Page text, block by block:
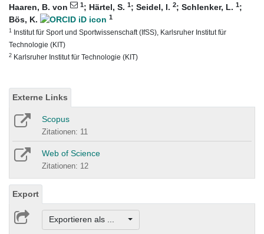
Haaren, B. von 1; Härtel, S. 1; Seidel, I. 2; Schlenker, L. 1;
Bös, K.
1
1 Institut für Sport und Sportwissenschaft (IfSS), Karlsruher Institut für
Technologie (KIT)
2 Karlsruher Institut für Technologie (KIT)
Externe Links
Scopus
Zitationen: 11
Web of Science
Zitationen: 12
Export
Exportieren als ...